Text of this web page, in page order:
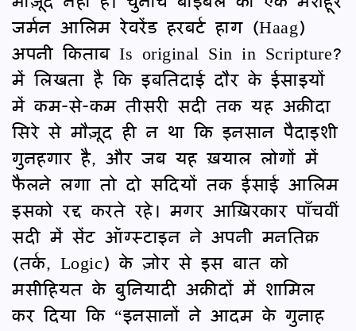
जर्मन आलिम रेवरेंड हरबर्ट हाग (Haag)
अपनी किताब Is original Sin in Scripture?
में लिखता है कि इबतिदाई दौर के ईसाइयों
में कम-से-कम तीसरी सदी तक यह अक़ीदा
सिरे से मौज़ूद ही न था कि इनसान पैदाइशी
गुनहगार है, और जब यह ख़याल लोगों में
फैलने लगा तो दो सदियों तक ईसाई आलिम
इसको रद्द करते रहे। मगर आख़िरकार पाँचवीं
सदी में सेंट ऑग्स्टाइन ने अपनी मनतिक़
(तर्क, Logic) के ज़ोर से इस बात को
मसीहियत के बुनियादी अक़ीदों में शामिल
कर दिया कि “इनसानों ने आदम के गुनाह